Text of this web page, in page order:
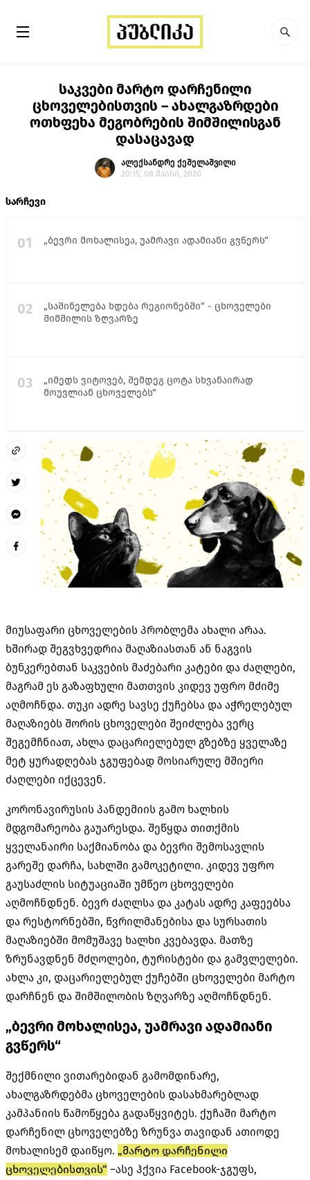
საკვები მარტო დარჩენილი
ცხოველებისთვის – ახალგაზრდები
ოთხფეხა მეგობრების შიმშილისგან
დასაცავად
ალექსანდრე ქეშელაშვილი
20:15, 08 მაისი, 2020
სარჩევი
01 „ბევრი მოხალისეა, უამრავი ადამიანი გვწერს“
02
„საშინელება ხდება რეგიონებში“ - ცხოველები
შიმშილის ზღვარზე
03
„იმედს ვიტოვებ, შემდეგ ცოტა სხვანაირად
მოუვლიან ცხოველებს“
მიუსაფარი ცხოველების პრობლემა ახალი არაა.
ხშირად შეგვხვედრია მაღაზიასთან ან ნაგვის
ბუნკერებთან საკვების მაძებარი კატები და ძაღლები,
მაგრამ ეს გაზაფხული მათთვის კიდევ უფრო მძიმე
აღმოჩნდა. თუკი ადრე სავსე ქუჩებსა და აჭრელებულ
მაღაზიებს შორის ცხოველები შეიძლება ვერც
შეგემჩნიათ, ახლა დაცარიელებულ გზებზე ყველაზე
მეტ ყურადღებას ჯგუფებად მოსიარულე მშიერი
ძაღლები იქცევენ.
კორონავირუსის პანდემიის გამო ხალხის
მდგომარეობა გაუარესდა. შეწყდა თითქმის
ყველანაირი საქმიანობა და ბევრი შემოსავლის
გარეშე დარჩა, სახლში გამოკეტილი. კიდევ უფრო
გაუსაძლის სიტუაციაში უმწეო ცხოველები
აღმოჩნდნენ. ბევრ ძაღლსა და კატას ადრე კაფეებსა
და რესტორნებში, წვრილმანებისა და სურსათის
მაღაზიებში მომუშავე ხალხი კვებავდა. მათზე
ზრუნავდნენ მძღოლები, ტურისტები და გამვლელები.
ახლა კი, დაცარიელებულ ქუჩებში ცხოველები მარტო
დარჩნენ და შიმშილობის ზღვარზე აღმოჩნდნენ.
„ბევრი მოხალისეა, უამრავი ადამიანი
გვწერს“
შექმნილი ვითარებიდან გამომდინარე,
ახალგაზრდებმა ცხოველების დასახმარებლად
კამპანიის წამოწყება გადაწყვიტეს. ქუჩაში მარტო
დარჩენილ ცხოველებზე ზრუნვა თავიდან ათიოდე
მოხალისემ დაიწყო. „მარტო დარჩენილი
ცხოველებისთვის“ –ასე ჰქვია Facebook-ჯგუფს,